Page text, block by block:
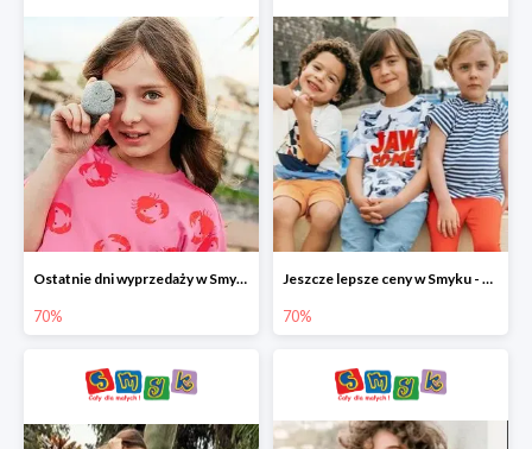
Ostatnie dni wyprzedaży w Smyku - ubrania i buty do -70%
70%
Jeszcze lepsze ceny w Smyku - ubrania i buty do -70%
70%